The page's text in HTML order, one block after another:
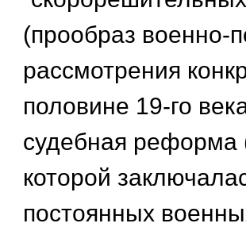
(прообраз военно-
рассмотрения
половине 19-го
судебная реформа
которой
постоянных